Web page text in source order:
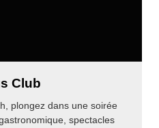
Club
plongez dans une soirée
spectacles